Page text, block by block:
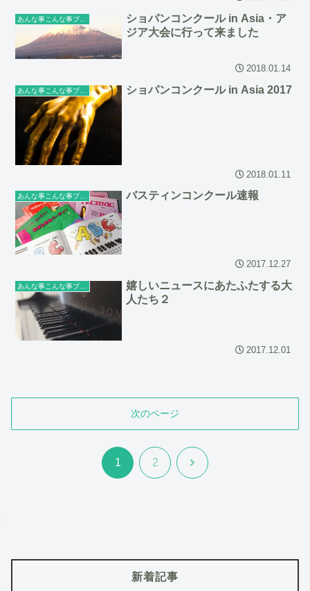
ショパンコンクール in Asia・ア
ジア大会に行って来ました
2018.01.14
ショパンコンクール in Asia 2017
2018.01.11
あんな事こんな事ブログ バスティンコンクール速報
2017.12.27
嬉しいニュースにあたふたする大
人たち２
2017.12.01
次のページ
1 2 次
新着記事